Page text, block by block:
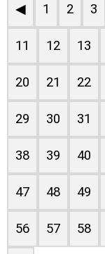
◀ 1 2 3
11 12 13
20 21 22
29 30 31
38 39 40
47 48 49
56 57 58